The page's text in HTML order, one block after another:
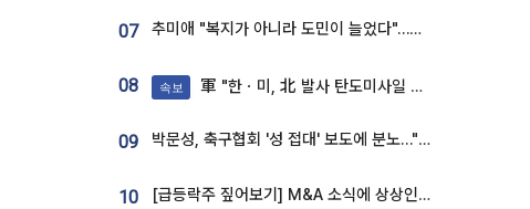
07 추미애 "복지가 아니라 도민이 늘었다"…재정난 책임론 정면돌파
08 속보 軍 "한ㆍ미, 北 발사 탄도미사일 제원 정밀분석 중"
09 박문성, 축구협회 '성 접대' 보도에 분노…"다 말아먹으려고 작정했나"
10 [급등락주 짚어보기] M&A 소식에 상상인증권ㆍ유니켐 ‘상한가’⋯유증 제동 걸린 SK디앤디↑